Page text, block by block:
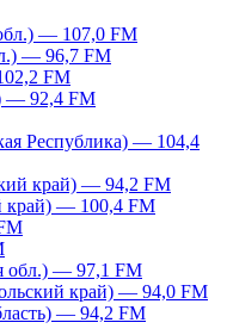
— 107,0 FM
— 96,7 FM
FM
— 92,4 FM
Республика) — 104,4
край) — 94,2 FM
край) — 100,4 FM
обл.) — 97,1 FM
край) — 94,0 FM
— 94,2 FM